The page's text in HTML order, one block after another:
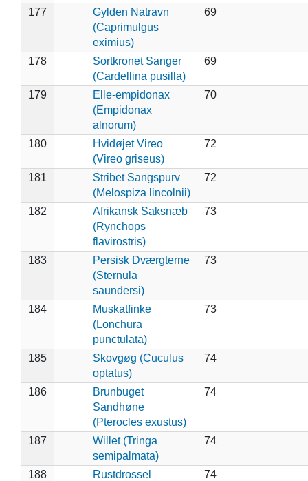
177
Gylden Natravn
(Caprimulgus
eximius)
69
178
Sortkronet Sanger
(Cardellina pusilla)
69
179
Elle-empidonax
(Empidonax
alnorum)
70
180
Hvidøjet Vireo
(Vireo griseus)
72
181
Stribet Sangspurv
(Melospiza lincolnii)
72
182
Afrikansk Saksnæb
(Rynchops
flavirostris)
73
183
Persisk Dværgterne
(Sternula
saundersi)
73
184
Muskatfinke
(Lonchura
punctulata)
73
185
Skovgøg (Cuculus
optatus)
74
186
Brunbuget
Sandhøne
(Pterocles exustus)
74
187
Willet (Tringa
semipalmata)
74
188
Rustdrossel
74